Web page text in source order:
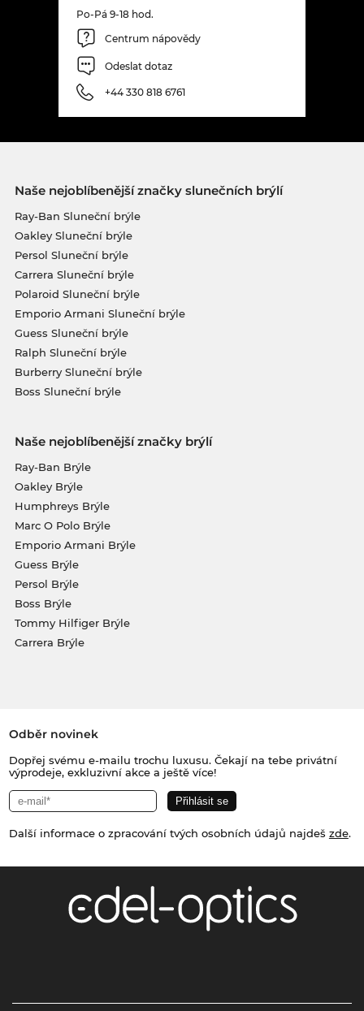
Po-Pá 9-18 hod.
Centrum nápovědy
Odeslat dotaz
+44 330 818 6761
Naše nejoblíbenější značky slunečních brýlí
Ray-Ban Sluneční brýle
Oakley Sluneční brýle
Persol Sluneční brýle
Carrera Sluneční brýle
Polaroid Sluneční brýle
Emporio Armani Sluneční brýle
Guess Sluneční brýle
Ralph Sluneční brýle
Burberry Sluneční brýle
Boss Sluneční brýle
Naše nejoblíbenější značky brýlí
Ray-Ban Brýle
Oakley Brýle
Humphreys Brýle
Marc O Polo Brýle
Emporio Armani Brýle
Guess Brýle
Persol Brýle
Boss Brýle
Tommy Hilfiger Brýle
Carrera Brýle
Odběr novinek
Dopřej svému e-mailu trochu luxusu. Čekají na tebe privátní
výprodeje, exkluzivní akce a ještě více!
Další informace o zpracování tvých osobních údajů najdeš zde.